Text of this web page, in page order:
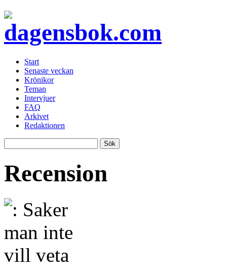
Start
Senaste veckan
Krönikor
Teman
Intervjuer
FAQ
Arkivet
Redaktionen
Recension